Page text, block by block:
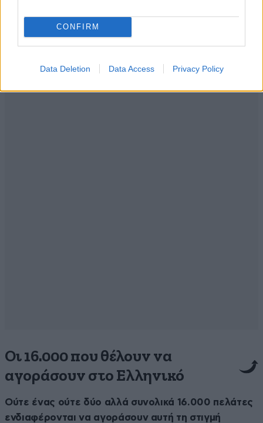
CONFIRM
Data Deletion Data Access Privacy Policy
Οι 16.000 που θέλουν να
αγοράσουν στο Ελληνικό
Ούτε ένας ούτε δύο αλλά συνολικά 16.000 πελάτες
ενδιαφέρονται να αγοράσουν αυτή τη στιγμή